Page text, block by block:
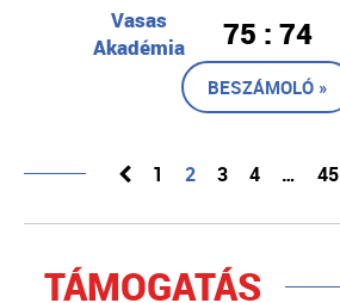
Vasas
Akadémia
75 : 74
BESZÁMOLÓ »
1 2 3 4 … 45
TÁMOGATÁS